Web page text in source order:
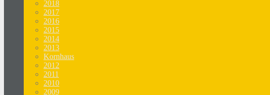
2018
2017
2016
2015
2014
2013
Kornhaus
2012
2011
2010
2009